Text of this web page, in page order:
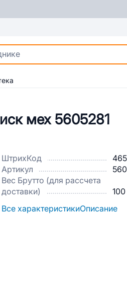
мех 5605281
ШтрихКод
Артикул
Вес Брутто (для рассчета
доставки)
100
Все характеристикиОписание